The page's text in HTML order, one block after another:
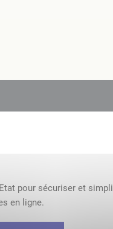
pour sécuriser et
en ligne.